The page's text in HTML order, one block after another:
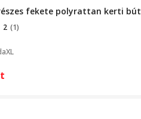
fekete polyrattan kerti
2 (1)